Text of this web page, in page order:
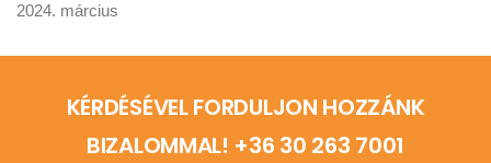
2024. március
KÉRDÉSÉVEL FORDULJON HOZZÁNK
BIZALOMMAL! +36 30 263 7001